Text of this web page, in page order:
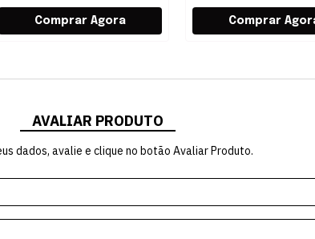
AVALIAR PRODUTO
dados, avalie e clique no botão Avaliar Produto.